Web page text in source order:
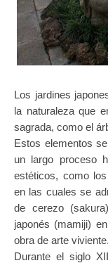
Los jardines
la naturaleza que
sagrada, como el
Estos elementos
un largo proceso
estéticos, como
en las cuales se
de cerezo
japonés (mamiji)
obra de arte viviente.
Durante el siglo